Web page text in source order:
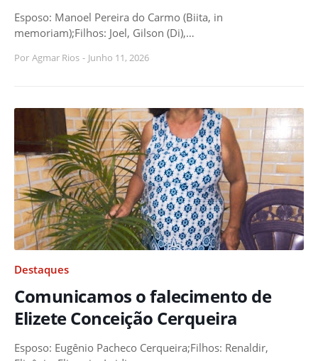
Esposo: Manoel Pereira do Carmo (Biita, in
memoriam);Filhos: Joel, Gilson (Di),…
Por Agmar Rios - Junho 11, 2026
Destaques
Comunicamos o falecimento de
Elizete Conceição Cerqueira
Esposo: Eugênio Pacheco Cerqueira;Filhos: Renaldir,